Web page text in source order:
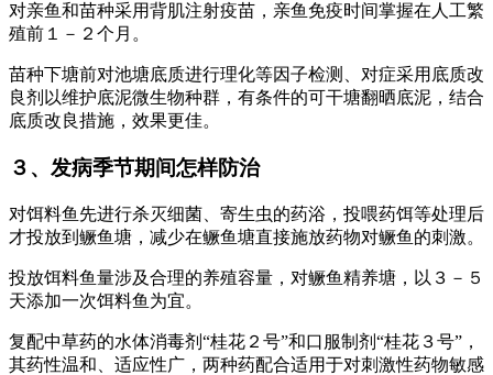
对亲鱼和苗种采用背肌注射疫苗，亲鱼免疫时间掌握在人工繁
殖前１－２个月。
苗种下塘前对池塘底质进行理化等因子检测、对症采用底质改
良剂以维护底泥微生物种群，有条件的可干塘翻晒底泥，结合
底质改良措施，效果更佳。
３、发病季节期间怎样防治
对饵料鱼先进行杀灭细菌、寄生虫的药浴，投喂药饵等处理后
才投放到鳜鱼塘，减少在鳜鱼塘直接施放药物对鳜鱼的刺激。
投放饵料鱼量涉及合理的养殖容量，对鳜鱼精养塘，以３－５
天添加一次饵料鱼为宜。
复配中草药的水体消毒剂“桂花２号”和口服制剂“桂花３号”，
其药性温和、适应性广，两种药配合适用于对刺激性药物敏感